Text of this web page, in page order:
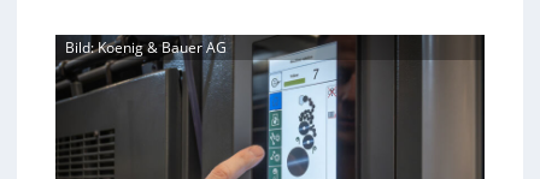
u
s
t
s
i
c
u
n
g
m
a
l
l
e
Bild: Koenig & Bauer AG